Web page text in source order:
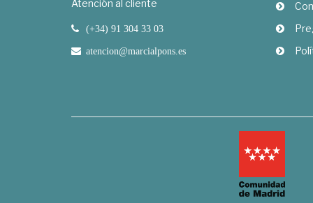
Atención al cliente
(+34) 91 304 33 03
atencion@marcialpons.es